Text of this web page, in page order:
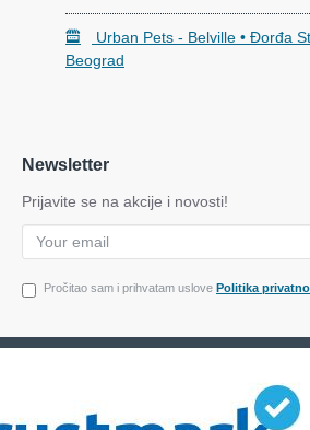
Urban Pets - Belville • Đorđa
Beograd
Newsletter
Prijavite se na akcije i novosti!
Pročitao sam i prihvatam uslove Politika